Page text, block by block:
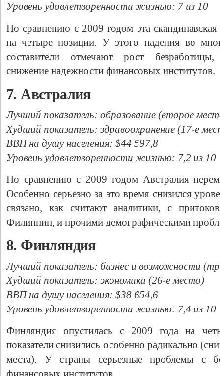
Уровень удовлетворенности жизнью: 7 из 10
По сравнению с 2009 годом эта скандинавская
на четыре позиции. У этого падения во
составители отмечают рост
снижение надежности финансовых институтов.
7. Австралия
Лучший показатель: образование (второе
Худший показатель: здравоохранение (17-е
ВВП на душу населения: $44 597,8
Уровень удовлетворенности жизнью: 7,2 из 10
По сравнению с 2009 годом Австралия
Особенно серьезно за это время снизился
связано, как считают аналитики, с
Филиппин, и прочими демографическими
8. Финляндия
Лучший показатель: бизнес и возможности
Худший показатель: экономика (26-е место)
ВВП на душу населения: $38 654,6
Уровень удовлетворенности жизнью: 7,4 из 10
Финляндия опустилась с 2009 года на
показатели снизились особенно радикально
места). У страны серьезные проблемы с
финансовых институтов.